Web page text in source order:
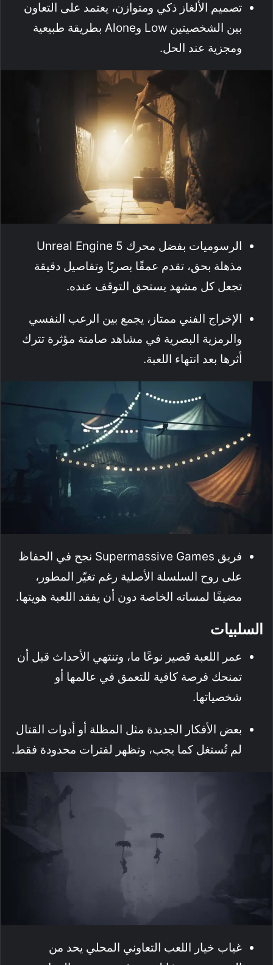
تصميم الألغاز ذكي ومتوازن، يعتمد على التعاون
بين الشخصيتين Low وAlone بطريقة طبيعية
ومجزية عند الحل.
الرسوميات بفضل محرك Unreal Engine 5
مذهلة بحق، تقدم عمقًا بصريًا وتفاصيل دقيقة
تجعل كل مشهد يستحق التوقف عنده.
الإخراج الفني ممتاز، يجمع بين الرعب النفسي
والرمزية البصرية في مشاهد صامتة مؤثرة تترك
أثرها بعد انتهاء اللعبة.
فريق Supermassive Games نجح في الحفاظ
على روح السلسلة الأصلية رغم تغيّر المطور،
مضيفًا لمساته الخاصة دون أن يفقد اللعبة هويتها.
السلبيات
عمر اللعبة قصير نوعًا ما، وتنتهي الأحداث قبل أن
تمنحك فرصة كافية للتعمق في عالمها أو
شخصياتها.
بعض الأفكار الجديدة مثل المظلة أو أدوات القتال
لم تُستغل كما يجب، وتظهر لفترات محدودة فقط.
غياب خيار اللعب التعاوني المحلي يحد من